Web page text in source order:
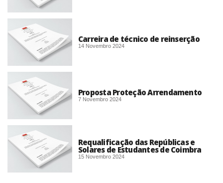
Carreira de técnico de reinserção
14 Novembro 2024
Proposta Proteção Arrendamento
7 Novembro 2024
Requalificação das Repúblicas e
Solares de Estudantes de Coimbra
15 Novembro 2024